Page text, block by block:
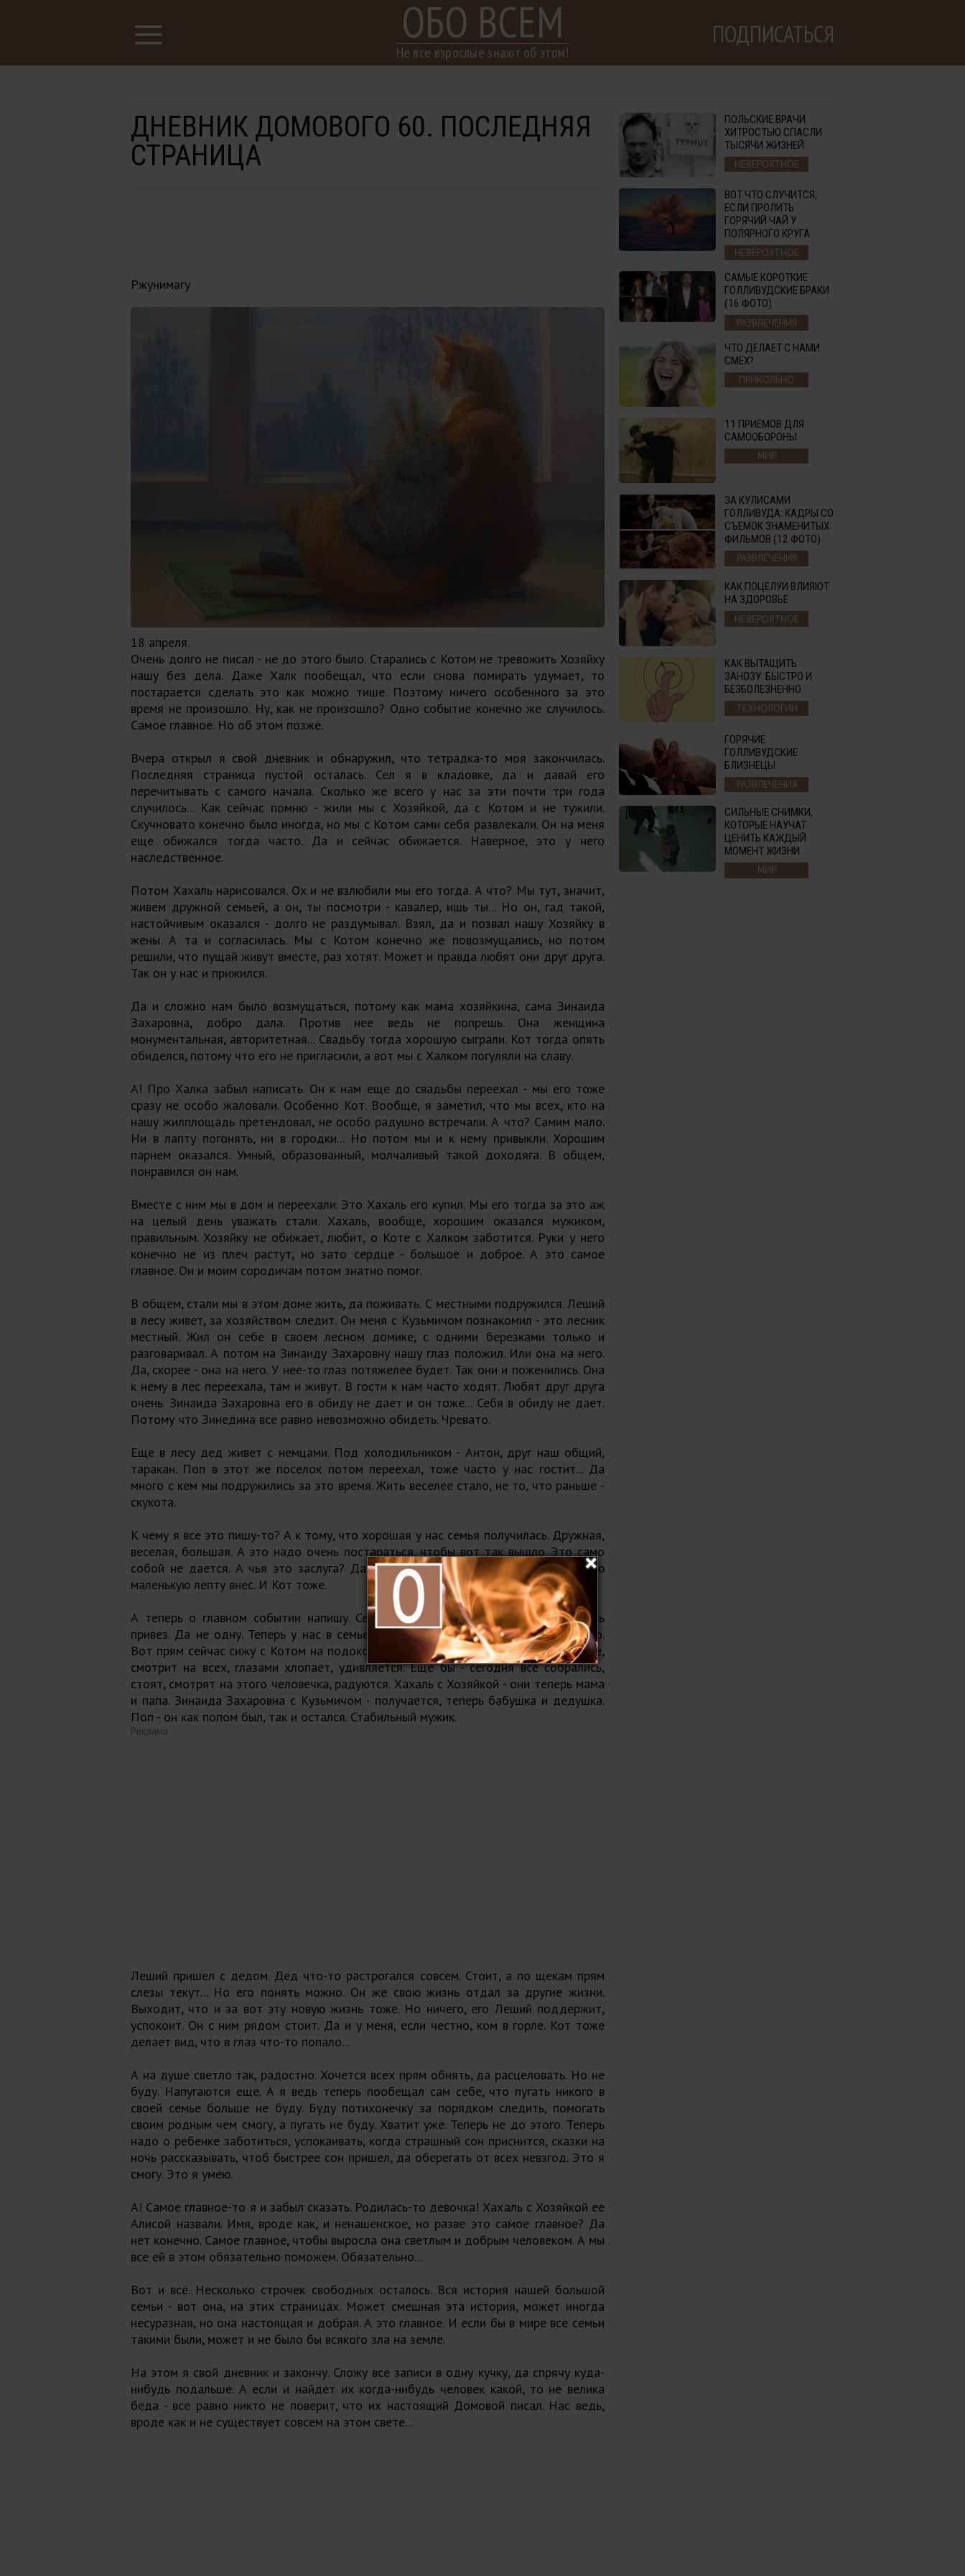
ОБО ВСЕМ
Не все взрослые знают об этом!
ПОДПИСАТЬСЯ
ДНЕВНИК ДОМОВОГО 60. ПОСЛЕДНЯЯ
СТРАНИЦА
Ржунимагу
18 апреля.
Очень долго не писал - не до этого было. Старались с Котом не тревожить Хозяйку
нашу без дела. Даже Халк пообещал, что если снова помирать удумает, то
постарается сделать это как можно тише. Поэтому ничего особенного за это
время не произошло. Ну, как не произошло? Одно событие конечно же случилось.
Самое главное. Но об этом позже.
Вчера открыл я свой дневник и обнаружил, что тетрадка-то моя закончилась.
Последняя страница пустой осталась. Сел я в кладовке, да и давай его
перечитывать с самого начала. Сколько же всего у нас за эти почти три года
случилось... Как сейчас помню - жили мы с Хозяйкой, да с Котом и не тужили.
Скучновато конечно было иногда, но мы с Котом сами себя развлекали. Он на меня
еще обижался тогда часто. Да и сейчас обижается. Наверное, это у него
наследственное.
Потом Хахаль нарисовался. Ох и не взлюбили мы его тогда. А что? Мы тут, значит,
живем дружной семьей, а он, ты посмотри - кавалер, ишь ты... Но он, гад такой,
настойчивым оказался - долго не раздумывал. Взял, да и позвал нашу Хозяйку в
жены. А та и согласилась. Мы с Котом конечно же повозмущались, но потом
решили, что пущай живут вместе, раз хотят. Может и правда любят они друг друга.
Так он у нас и прижился.
Да и сложно нам было возмущаться, потому как мама хозяйкина, сама Зинаида
Захаровна, добро дала. Против нее ведь не попрешь. Она женщина
монументальная, авторитетная... Свадьбу тогда хорошую сыграли. Кот тогда опять
обиделся, потому что его не пригласили, а вот мы с Халком погуляли на славу.
А! Про Халка забыл написать. Он к нам еще до свадьбы переехал - мы его тоже
сразу не особо жаловали. Особенно Кот. Вообще, я заметил, что мы всех, кто на
нашу жилплощадь претендовал, не особо радушно встречали. А что? Самим мало.
Ни в лапту погонять, ни в городки... Но потом мы и к нему привыкли. Хорошим
парнем оказался. Умный, образованный, молчаливый такой доходяга. В общем,
понравился он нам.
Вместе с ним мы в дом и переехали. Это Хахаль его купил. Мы его тогда за это аж
на целый день уважать стали. Хахаль, вообще, хорошим оказался мужиком,
правильным. Хозяйку не обижает, любит, о Коте с Халком заботится. Руки у него
конечно не из плеч растут, но зато сердце - большое и доброе. А это самое
главное. Он и моим сородичам потом знатно помог.
В общем, стали мы в этом доме жить, да поживать. С местными подружился. Леший
в лесу живет, за хозяйством следит. Он меня с Кузьмичом познакомил - это лесник
местный. Жил он себе в своем лесном домике, с одними березками только и
разговаривал. А потом на Зинаиду Захаровну нашу глаз положил. Или она на него.
Да, скорее - она на него. У нее-то глаз потяжелее будет. Так они и поженились. Она
к нему в лес переехала, там и живут. В гости к нам часто ходят. Любят друг друга
очень. Зинаида Захаровна его в обиду не дает и он тоже... Себя в обиду не дает.
Потому что Зинедина все равно невозможно обидеть. Чревато.
Еще в лесу дед живет с немцами. Под холодильником - Антон, друг наш общий,
таракан. Поп в этот же поселок потом переехал, тоже часто у нас гостит... Да
много с кем мы подружились за это время. Жить веселее стало, не то, что раньше -
скукота.
К чему я все это пишу-то? А к тому, что хорошая у нас семья получилась. Дружная,
веселая, большая. А это надо очень постараться, чтобы вот так вышло. Это само
собой не дается. А чья это заслуга? Да каждого из нас. Надеюсь, что и я свою
маленькую лепту внес. И Кот тоже.
А теперь о главном событии напишу. Сегодня Хозяйку нашу с больницы Хахаль
привез. Да не одну. Теперь у нас в семье еще на одного человека больше стало.
Вот прям сейчас сижу с Котом на подоконнике и смотрю на это чудо. Лежит себе,
смотрит на всех, глазами хлопает, удивляется. Еще бы - сегодня все собрались,
стоят, смотрят на этого человечка, радуются. Хахаль с Хозяйкой - они теперь мама
и папа. Зинаида Захаровна с Кузьмичом - получается, теперь бабушка и дедушка.
Поп - он как попом был, так и остался. Стабильный мужик.
Реклама
Леший пришел с дедом. Дед что-то растрогался совсем. Стоит, а по щекам прям
слезы текут... Но его понять можно. Он же свою жизнь отдал за другие жизни.
Выходит, что и за вот эту новую жизнь тоже. Но ничего, его Леший поддержит,
успокоит. Он с ним рядом стоит. Да и у меня, если честно, ком в горле. Кот тоже
делает вид, что в глаз что-то попало...
А на душе светло так, радостно. Хочется всех прям обнять, да расцеловать. Но не
буду. Напугаются еще. А я ведь теперь пообещал сам себе, что пугать никого в
своей семье больше не буду. Буду потихонечку за порядком следить, помогать
своим родным чем смогу, а пугать не буду. Хватит уже. Теперь не до этого. Теперь
надо о ребенке заботиться, успокаивать, когда страшный сон приснится, сказки на
ночь рассказывать, чтоб быстрее сон пришел, да оберегать от всех невзгод. Это я
смогу. Это я умею.
А! Самое главное-то я и забыл сказать. Родилась-то девочка! Хахаль с Хозяйкой ее
Алисой назвали. Имя, вроде как, и ненашенское, но разве это самое главное? Да
нет конечно. Самое главное, чтобы выросла она светлым и добрым человеком. А мы
все ей в этом обязательно поможем. Обязательно...
Вот и всё. Несколько строчек свободных осталось. Вся история нашей большой
семьи - вот она, на этих страницах. Может смешная эта история, может иногда
несуразная, но она настоящая и добрая. А это главное. И если бы в мире все семьи
такими были, может и не было бы всякого зла на земле.
На этом я свой дневник и закончу. Сложу все записи в одну кучку, да спрячу куда-
нибудь подальше. А если и найдет их когда-нибудь человек какой, то не велика
беда - все равно никто не поверит, что их настоящий Домовой писал. Нас ведь,
вроде как и не существует совсем на этом свете...
ПОЛЬСКИЕ ВРАЧИ
ХИТРОСТЬЮ СПАСЛИ
ТЫСЯЧИ ЖИЗНЕЙ
НЕВЕРОЯТНОЕ
ВОТ ЧТО СЛУЧИТСЯ,
ЕСЛИ ПРОЛИТЬ
ГОРЯЧИЙ ЧАЙ У
ПОЛЯРНОГО КРУГА
НЕВЕРОЯТНОЕ
САМЫЕ КОРОТКИЕ
ГОЛЛИВУДСКИЕ БРАКИ
(16 ФОТО)
РАЗВЛЕЧЕНИЯ
ЧТО ДЕЛАЕТ С НАМИ
СМЕХ?
ПРИКОЛЬНО
11 ПРИЁМОВ ДЛЯ
САМООБОРОНЫ
МИР
ЗА КУЛИСАМИ
ГОЛЛИВУДА: КАДРЫ СО
СЪЕМОК ЗНАМЕНИТЫХ
ФИЛЬМОВ (12 ФОТО)
РАЗВЛЕЧЕНИЯ
КАК ПОЦЕЛУИ ВЛИЯЮТ
НА ЗДОРОВЬЕ
НЕВЕРОЯТНОЕ
КАК ВЫТАЩИТЬ
ЗАНОЗУ: БЫСТРО И
БЕЗБОЛЕЗНЕННО
ТЕХНОЛОГИИ
ГОРЯЧИЕ
ГОЛЛИВУДСКИЕ
БЛИЗНЕЦЫ
РАЗВЛЕЧЕНИЯ
СИЛЬНЫЕ СНИМКИ,
КОТОРЫЕ НАУЧАТ
ЦЕНИТЬ КАЖДЫЙ
МОМЕНТ ЖИЗНИ
МИР